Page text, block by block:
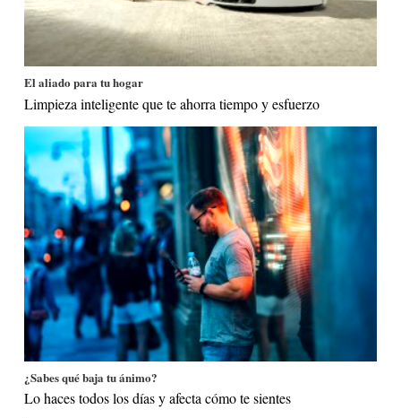
El aliado para tu hogar
Limpieza inteligente que te ahorra tiempo y esfuerzo
¿Sabes qué baja tu ánimo?
Lo haces todos los días y afecta cómo te sientes